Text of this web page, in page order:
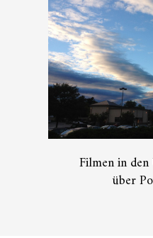
Filmen in
über